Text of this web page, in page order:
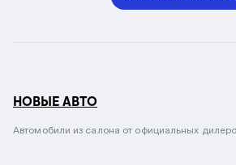
НОВЫЕ АВТО
Автомобили из салона от официальных